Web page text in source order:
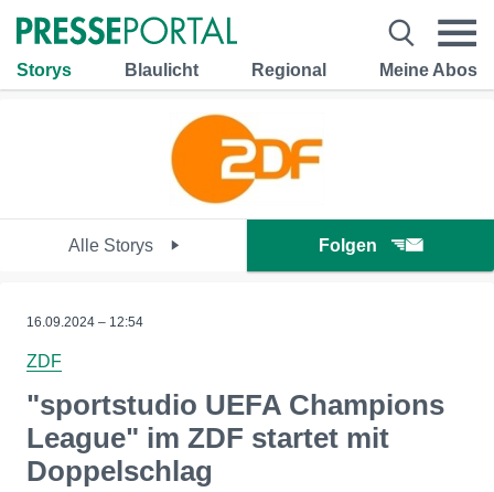
Storys Blaulicht Regional Meine Abos
Alle Storys Folgen
16.09.2024 – 12:54
ZDF
"sportstudio UEFA Champions
League" im ZDF startet mit
Doppelschlag